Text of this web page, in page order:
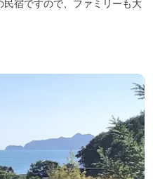
宿ですので、ファミリーも大